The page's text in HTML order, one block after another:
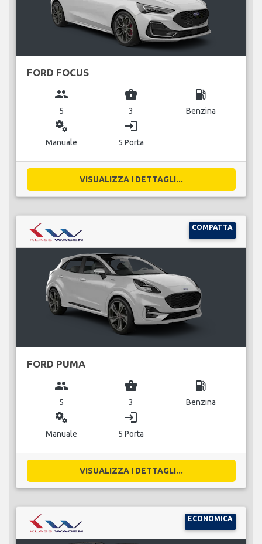
FORD FOCUS
group
5
business_center
3
local_gas_station
Benzina
miscellaneous_services
Manuale
login
5 Porta
VISUALIZZA I DETTAGLI...
COMPATTA
FORD PUMA
group
5
business_center
3
local_gas_station
Benzina
miscellaneous_services
Manuale
login
5 Porta
VISUALIZZA I DETTAGLI...
ECONOMICA